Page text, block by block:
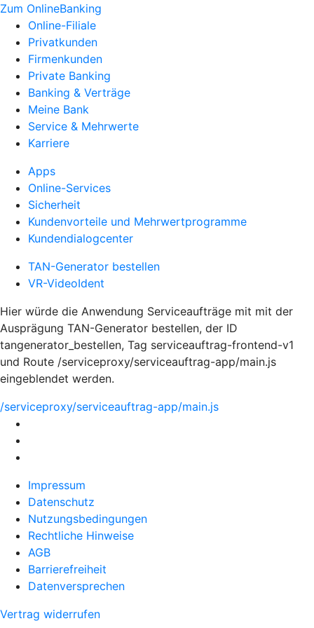
Zum OnlineBanking
Online-Filiale
Privatkunden
Firmenkunden
Private Banking
Banking & Verträge
Meine Bank
Service & Mehrwerte
Karriere
Apps
Online-Services
Sicherheit
Kundenvorteile und Mehrwertprogramme
Kundendialogcenter
TAN-Generator bestellen
VR-VideoIdent
Hier würde die Anwendung Serviceaufträge mit mit der
Ausprägung TAN-Generator bestellen, der ID
tangenerator_bestellen, Tag serviceauftrag-frontend-v1
und Route /serviceproxy/serviceauftrag-app/main.js
eingeblendet werden.
/serviceproxy/serviceauftrag-app/main.js
Impressum
Datenschutz
Nutzungsbedingungen
Rechtliche Hinweise
AGB
Barrierefreiheit
Datenversprechen
Vertrag widerrufen